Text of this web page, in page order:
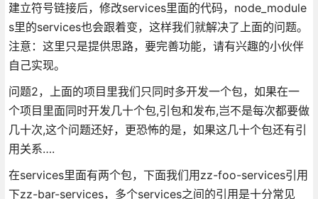
建立符号链接后，修改services里面的代码，node_module
s里的services也会跟着变，这样我们就解决了上面的问题。
注意：这里只是提供思路，要完善功能，请有兴趣的小伙伴
自己实现。
问题2，上面的项目里我们只同时多开发一个包，如果在一
个项目里面同时开发几十个包,引包和发布,岂不是每次都要做
几十次,这个问题还好，更恐怖的是，如果这几十个包还有引
用关系….
在services里面有两个包，下面我们用zz-foo-services引用
下zz-bar-services，多个services之间的引用是十分常见